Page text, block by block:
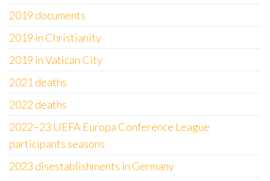
2019 documents
2019 in Christianity
2019 in Vatican City
2021 deaths
2022 deaths
2022–23 UEFA Europa Conference League
participants seasons
2023 disestablishments in Germany